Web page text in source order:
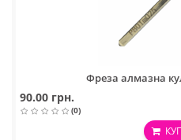
Фреза алмазна
90.00 грн.
(0)